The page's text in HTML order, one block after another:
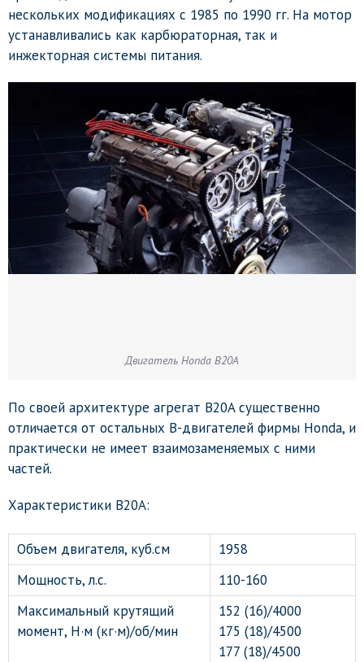
нескольких модификациях с 1985 по 1990 гг. На мотор
устанавливались как карбюраторная, так и
инжекторная системы питания.
Двигатель Honda B20A
По своей архитектуре агрегат B20A существенно
отличается от остальных B-двигателей фирмы Honda, и
практически не имеет взаимозаменяемых с ними
частей.
Характеристики B20A:
Объем двигателя, куб.см
1958
Мощность, л.с.
110-160
Максимальный крутящий
момент, Н·м (кг·м)/об/мин
152 (16)/4000
175 (18)/4500
177 (18)/4500